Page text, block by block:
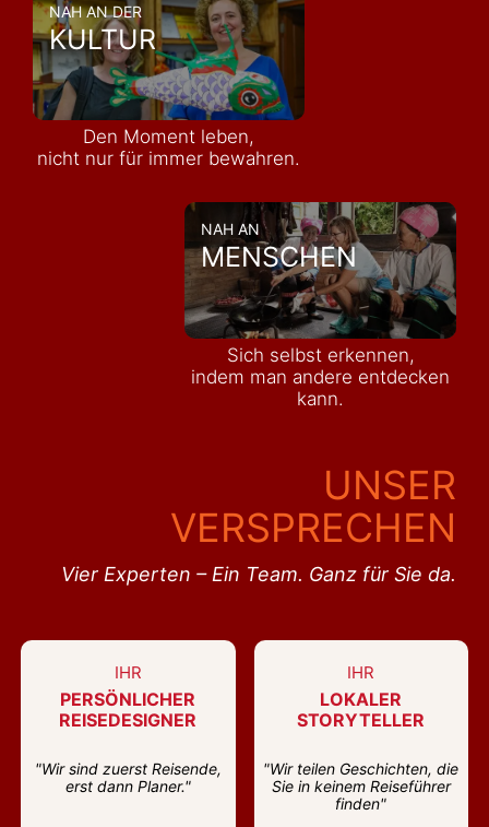
NAH AN DER
KULTUR
Den Moment leben,
nicht nur für immer bewahren.
NAH AN
MENSCHEN
Sich selbst erkennen,
indem man andere entdecken
kann.
UNSER
VERSPRECHEN
Vier Experten – Ein Team. Ganz für Sie da.
IHR
PERSÖNLICHER
REISEDESIGNER
"Wir sind zuerst Reisende,
erst dann Planer."
IHR
LOKALER
STORYTELLER
"Wir teilen Geschichten, die
Sie in keinem Reiseführer
finden"